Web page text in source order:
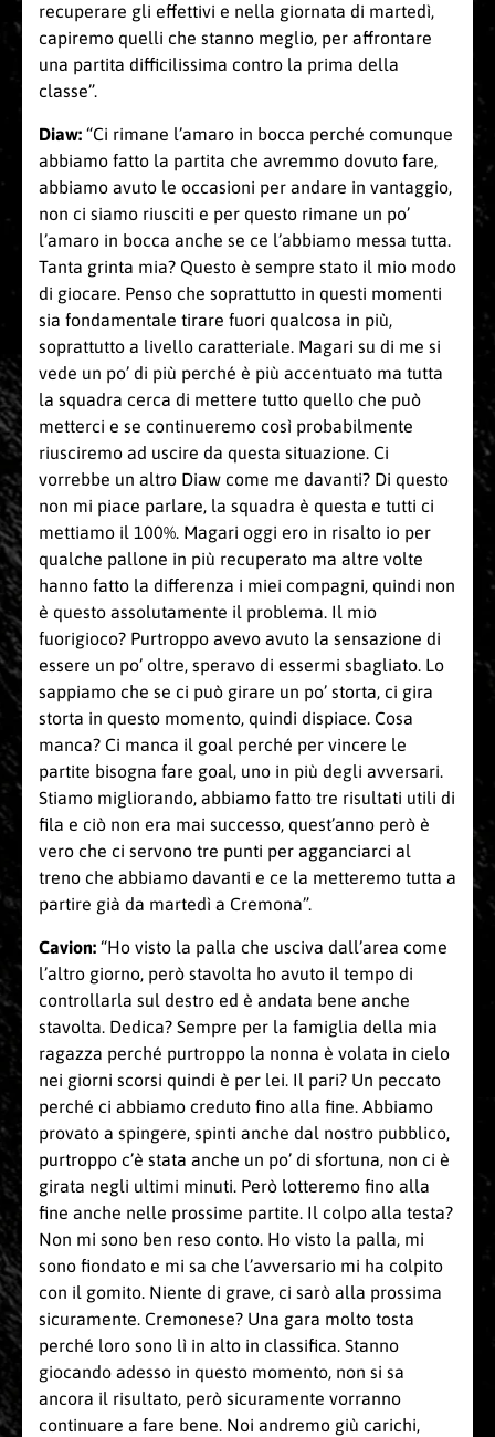
recuperare gli effettivi e nella giornata di martedì,
capiremo quelli che stanno meglio, per affrontare
una partita difficilissima contro la prima della
classe”.
Diaw: “Ci rimane l’amaro in bocca perché comunque
abbiamo fatto la partita che avremmo dovuto fare,
abbiamo avuto le occasioni per andare in vantaggio,
non ci siamo riusciti e per questo rimane un po’
l’amaro in bocca anche se ce l’abbiamo messa tutta.
Tanta grinta mia? Questo è sempre stato il mio modo
di giocare. Penso che soprattutto in questi momenti
sia fondamentale tirare fuori qualcosa in più,
soprattutto a livello caratteriale. Magari su di me si
vede un po’ di più perché è più accentuato ma tutta
la squadra cerca di mettere tutto quello che può
metterci e se continueremo così probabilmente
riusciremo ad uscire da questa situazione. Ci
vorrebbe un altro Diaw come me davanti? Di questo
non mi piace parlare, la squadra è questa e tutti ci
mettiamo il 100%. Magari oggi ero in risalto io per
qualche pallone in più recuperato ma altre volte
hanno fatto la differenza i miei compagni, quindi non
è questo assolutamente il problema. Il mio
fuorigioco? Purtroppo avevo avuto la sensazione di
essere un po’ oltre, speravo di essermi sbagliato. Lo
sappiamo che se ci può girare un po’ storta, ci gira
storta in questo momento, quindi dispiace. Cosa
manca? Ci manca il goal perché per vincere le
partite bisogna fare goal, uno in più degli avversari.
Stiamo migliorando, abbiamo fatto tre risultati utili di
fila e ciò non era mai successo, quest’anno però è
vero che ci servono tre punti per agganciarci al
treno che abbiamo davanti e ce la metteremo tutta a
partire già da martedì a Cremona”.
Cavion: “Ho visto la palla che usciva dall’area come
l’altro giorno, però stavolta ho avuto il tempo di
controllarla sul destro ed è andata bene anche
stavolta. Dedica? Sempre per la famiglia della mia
ragazza perché purtroppo la nonna è volata in cielo
nei giorni scorsi quindi è per lei. Il pari? Un peccato
perché ci abbiamo creduto fino alla fine. Abbiamo
provato a spingere, spinti anche dal nostro pubblico,
purtroppo c’è stata anche un po’ di sfortuna, non ci è
girata negli ultimi minuti. Però lotteremo fino alla
fine anche nelle prossime partite. Il colpo alla testa?
Non mi sono ben reso conto. Ho visto la palla, mi
sono fiondato e mi sa che l’avversario mi ha colpito
con il gomito. Niente di grave, ci sarò alla prossima
sicuramente. Cremonese? Una gara molto tosta
perché loro sono lì in alto in classifica. Stanno
giocando adesso in questo momento, non si sa
ancora il risultato, però sicuramente vorranno
continuare a fare bene. Noi andremo giù carichi,